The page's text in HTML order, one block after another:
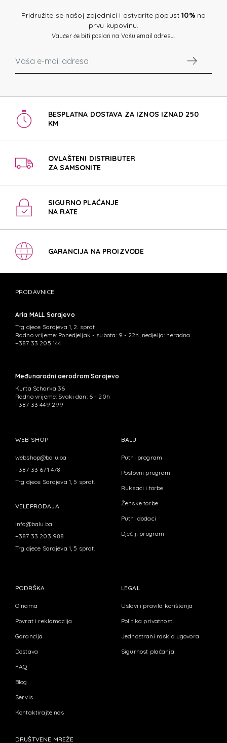
Pridružite se našoj zajednici i ostvarite popust10%na
prvu kupovinu.
Vaučer će biti poslan na Vašu email adresu.
BESPLATNA DOSTAVA ZA IZNOS IZNAD 250
KM
OVLAŠTENI DISTRIBUTER
ZA SAMSONITE
SIGURNO PLAĆANJE
NA RATE
GARANCIJA NA PROIZVODE
PRODAVNICE
Aria MALL Sarajevo
Trg djece Sarajeva 1, 2. sprat
Radno vrijeme: Ponedjeljak - subota: 9 - 22h, nedjelja: neradna
+387 33 205 144
Međunarodni aerodrom Sarajevo
Kurta Schorka 36
Radno vrijeme: Svaki dan: 6 - 20h
+387 33 449 299
WEB SHOP
webshop@balu.ba
+387 33 671 478
Trg djece Sarajeva 1, 5 sprat.
VELEPRODAJA
info@balu.ba
+387 33 203 988
Trg djece Sarajeva 1, 5 sprat.
BALU
Putni program
Poslovni program
Ruksaci i torbe
Ženske torbe
Putni dodaci
Dječiji program
PODRŠKA
O nama
Povrat i reklamacija
Garancija
Dostava
FAQ
Blog
Servis
Kontaktirajte nas
LEGAL
Uslovi i pravila korištenja
Politika privatnosti
Jednostrani raskid ugovora
Sigurnost plaćanja
DRUŠTVENE MREŽE